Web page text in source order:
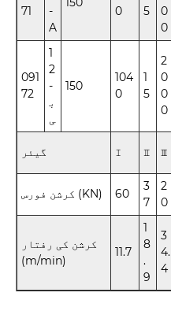
71
-
A
0
5
0
0
091
72
1
2
-
ب
ی
150
104
0
1
5
2
0
0
0
گیئر Ⅰ Ⅱ Ⅲ
کرشن فورس (KN) 60
3
7
2
0
کرشن کی رفتار
(m/min)
11.7
1
8
.
9
3
4.
4